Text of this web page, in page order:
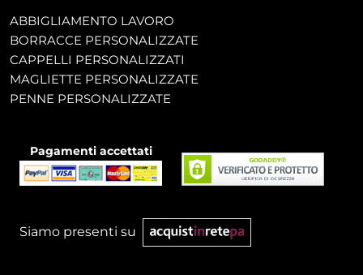
ABBIGLIAMENTO LAVORO
BORRACCE PERSONALIZZATE
CAPPELLI PERSONALIZZATI
MAGLIETTE PERSONALIZZATE
PENNE PERSONALIZZATE
Pagamenti accettati
Siamo presenti su